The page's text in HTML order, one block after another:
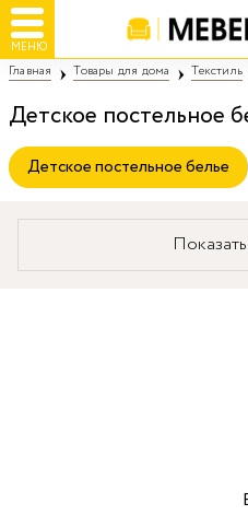
МЕНЮ
Главная Товары для дома Текстиль
Детское постельное
Детское постельное белье